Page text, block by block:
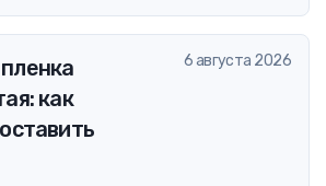
как
6 августа 2026